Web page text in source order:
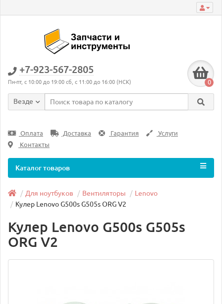
+7-923-567-2805
Пн-пт, с 10:00 до 19:00 сб, с 11:00 до 16:00 (НСК) 0
Везде
Оплата Доставка Гарантия
Услуги
Контакты
Каталог товаров
Для ноутбуков Вентиляторы
Lenovo
Кулер Lenovo G500s G505s ORG V2
Кулер Lenovo G500s G505s
ORG V2